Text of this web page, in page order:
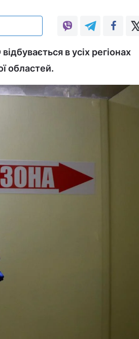
в усіх регіонах
областей.